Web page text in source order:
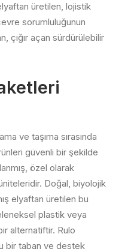
üretilen, lojistik
sorumluluğunun
çığır açan sürdürülebilir
ve taşıma sırasında
güvenli bir şekilde
özel olarak
Doğal, biyolojik
elyaftan üretilen bu
plastik veya
alternatiftir. Rulo
bir taban ve destek